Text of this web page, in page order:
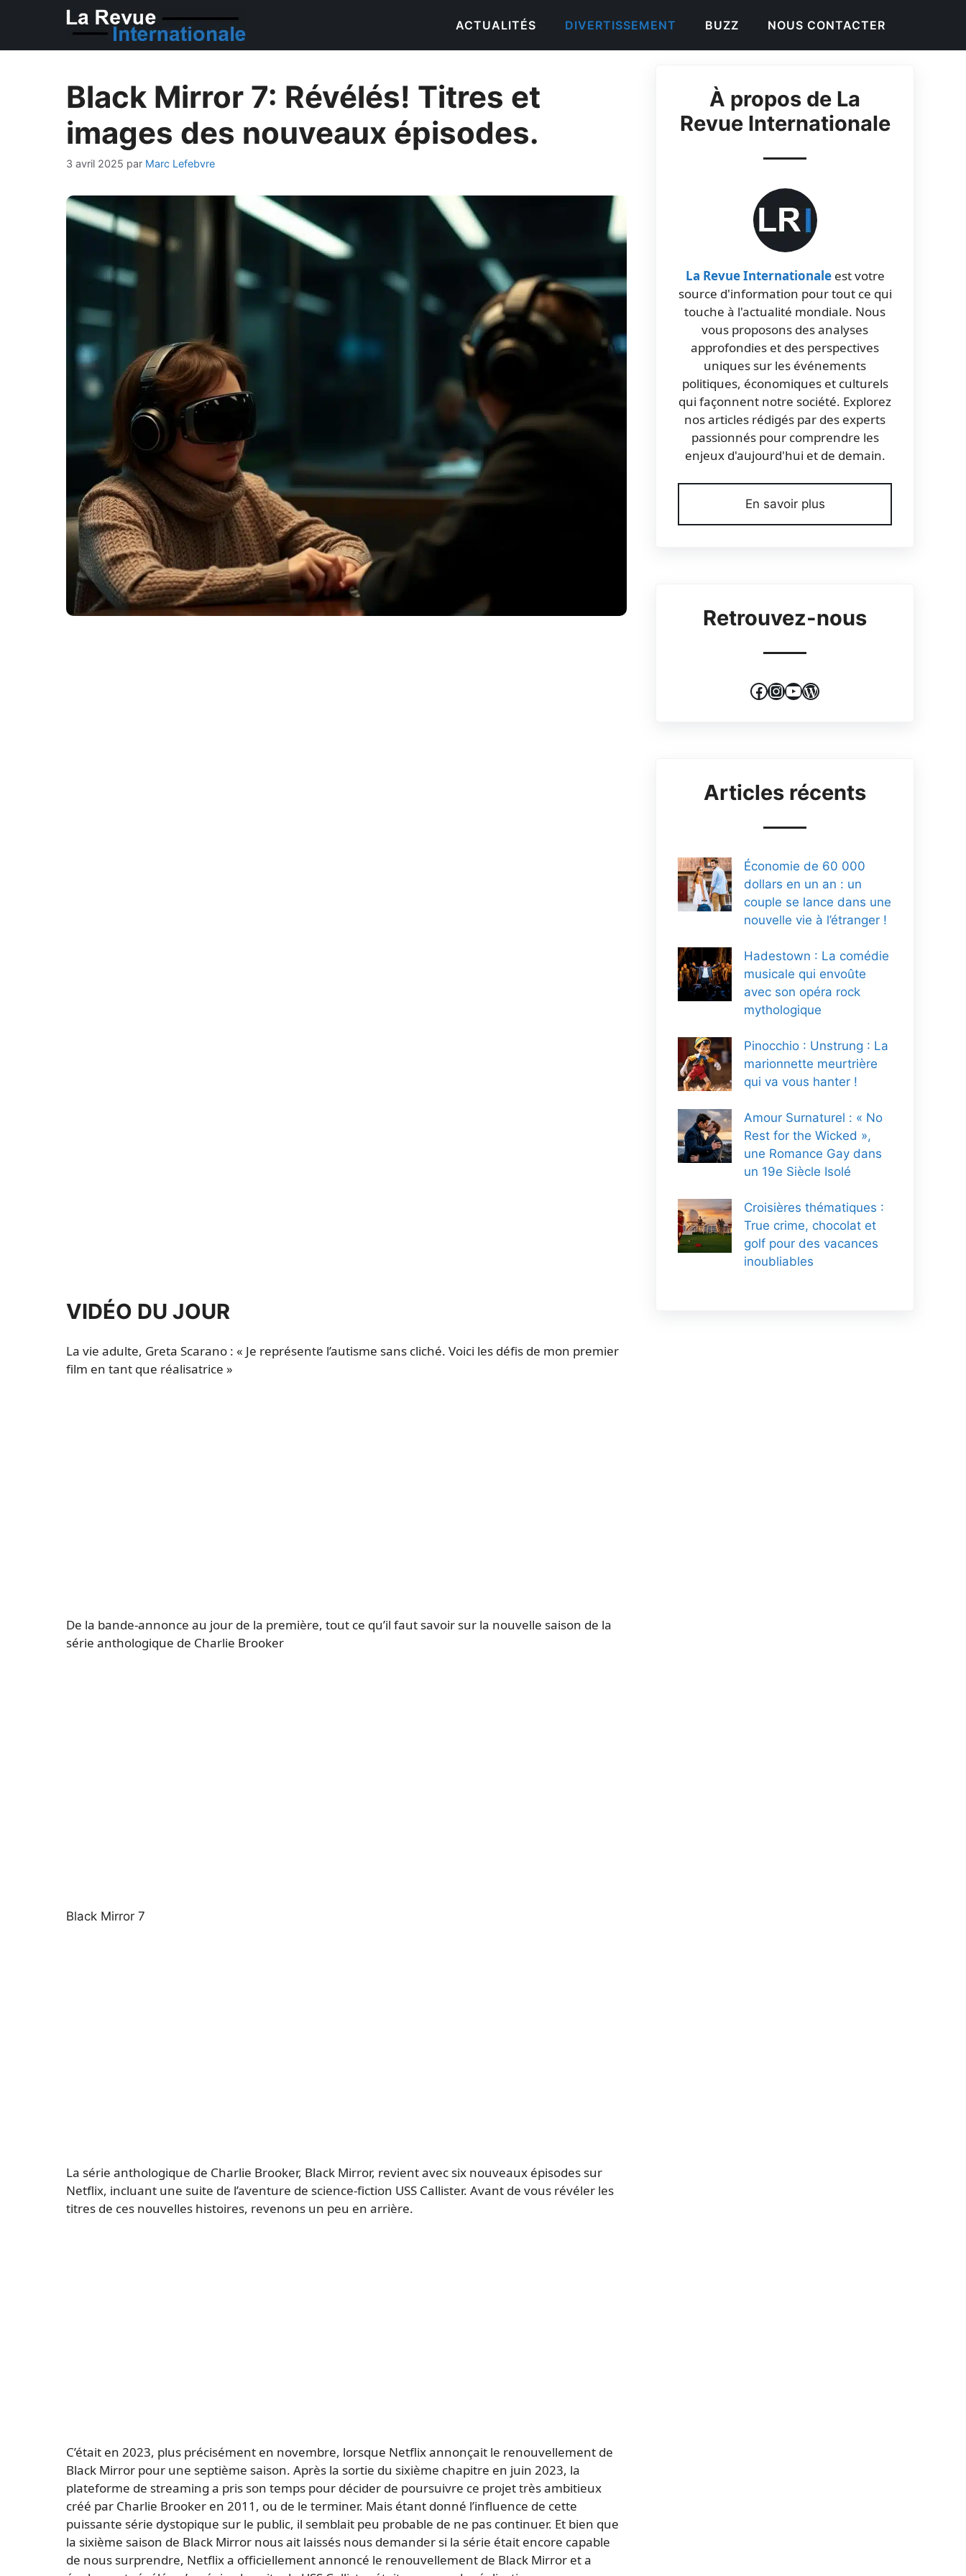
ACTUALITÉS DIVERTISSEMENT BUZZ NOUS CONTACTER
Black Mirror 7: Révélés! Titres et
images des nouveaux épisodes.
3 avril 2025 par Marc Lefebvre
VIDÉO DU JOUR
La vie adulte, Greta Scarano : « Je représente l’autisme sans cliché. Voici les défis de mon premier
film en tant que réalisatrice »
De la bande-annonce au jour de la première, tout ce qu’il faut savoir sur la nouvelle saison de la
série anthologique de Charlie Brooker
Black Mirror 7
La série anthologique de Charlie Brooker, Black Mirror, revient avec six nouveaux épisodes sur
Netflix, incluant une suite de l’aventure de science-fiction USS Callister. Avant de vous révéler les
titres de ces nouvelles histoires, revenons un peu en arrière.
C’était en 2023, plus précisément en novembre, lorsque Netflix annonçait le renouvellement de
Black Mirror pour une septième saison. Après la sortie du sixième chapitre en juin 2023, la
plateforme de streaming a pris son temps pour décider de poursuivre ce projet très ambitieux
créé par Charlie Brooker en 2011, ou de le terminer. Mais étant donné l’influence de cette
puissante série dystopique sur le public, il semblait peu probable de ne pas continuer. Et bien que
la sixième saison de Black Mirror nous ait laissés nous demander si la série était encore capable
de nous surprendre, Netflix a officiellement annoncé le renouvellement de Black Mirror et a
À propos de La
Revue Internationale
La Revue Internationaleest votre
source d'information pour tout ce qui
touche à l'actualité mondiale. Nous
vous proposons des analyses
approfondies et des perspectives
uniques sur les événements
politiques, économiques et culturels
qui façonnent notre société. Explorez
nos articles rédigés par des experts
passionnés pour comprendre les
enjeux d'aujourd'hui et de demain.
En savoir plus
Retrouvez-nous
Facebook
Instagram
YouTube
WordPress
Articles récents
Économie de 60 000
dollars en un an : un
couple se lance dans une
nouvelle vie à l’étranger !
Hadestown : La comédie
musicale qui envoûte
avec son opéra rock
mythologique
Pinocchio : Unstrung : La
marionnette meurtrière
qui va vous hanter !
Amour Surnaturel : « No
Rest for the Wicked »,
une Romance Gay dans
un 19e Siècle Isolé
Croisières thématiques :
True crime, chocolat et
golf pour des vacances
inoubliables